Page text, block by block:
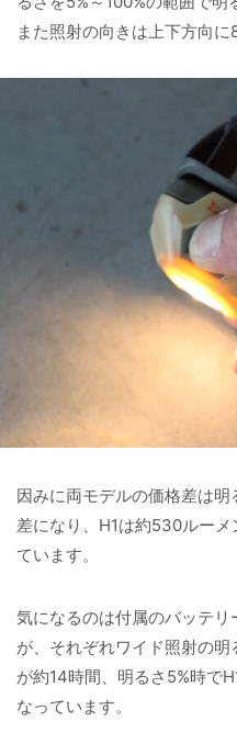
また照射の向きは上下方向に
因みに両モデルの価格差は
差になり、H1は約530ルー
ています。
気になるのは付属のバッテ
が、それぞれワイド照射の
が約14時間、明るさ5%時で
なっています。